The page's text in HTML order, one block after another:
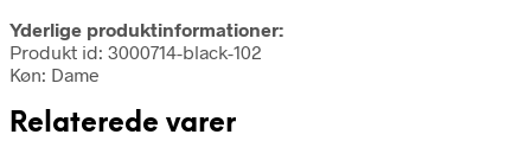
Yderlige produktinformationer:
Produkt id: 3000714-black-102
Køn: Dame
Relaterede varer